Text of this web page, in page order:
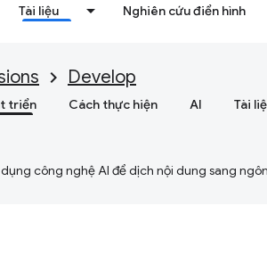
Tài liệu Nghiên cứu điển hình
Develop
triển Cách thực hiện AI Tài
công nghệ AI để dịch nội dung sang